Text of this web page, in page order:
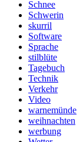
Schnee
Schwerin
skurril
Software
Sprache
stilblüte
Tagebuch
Technik
Verkehr
Video
warnemünde
weihnachten
werbung